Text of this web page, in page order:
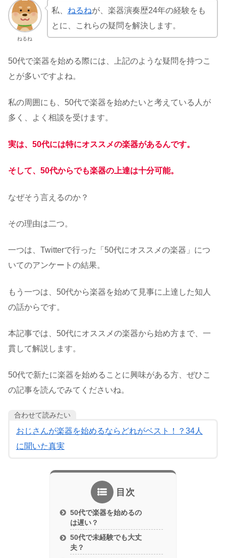
ねるね
私、 ねるねが、楽器演奏歴24年の経験をも
とに、これらの疑問を解決します。
50代で楽器を始める際には、上記のような疑問を持つこ
とが多いですよね。
私の周囲にも、50代で楽器を始めたいと考えている人が
多く、よく相談を受けます。
実は、50代には特にオススメの楽器があるんです。
そして、50代からでも楽器の上達は十分可能。
なぜそう言えるのか？
その理由は二つ。
一つは、Twitterで行った「50代にオススメの楽器」につ
いてのアンケートの結果。
もう一つは、50代から楽器を始めて見事に上達した知人
の話からです。
本記事では、50代にオススメの楽器から始め方まで、一
貫して解説します。
50代で新たに楽器を始めることに興味がある方、ぜひこ
の記事を読んでみてくださいね。
合わせて読みたい
おじさんが楽器を始めるならどれがベスト！？34人
に聞いた真実
目次
50代で楽器を始めるの
は遅い？
50代で未経験でも大丈
夫？